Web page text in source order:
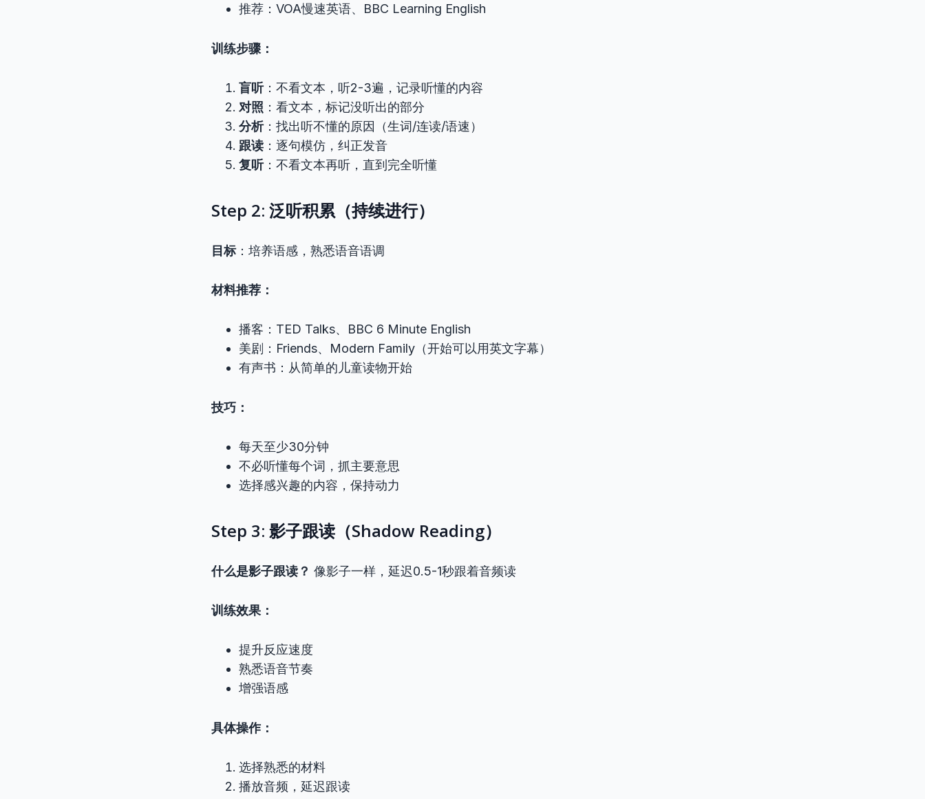
推荐：VOA慢速英语、BBC Learning English
训练步骤：
盲听：不看文本，听2-3遍，记录听懂的内容
对照 ：看文本，标记没听出的部分
分析：找出听不懂的原因（生词/连读/语速）
跟读 ：逐句模仿，纠正发音
复听：不看文本再听，直到完全听懂
Step 2: 泛听积累（持续进行）
目标：培养语感，熟悉语音语调
材料推荐：
播客：TED Talks、BBC 6 Minute English
美剧：Friends、Modern Family（开始可以用英文字幕）
有声书：从简单的儿童读物开始
技巧：
每天至少30分钟
不必听懂每个词，抓主要意思
选择感兴趣的内容，保持动力
Step 3: 影子跟读（Shadow Reading）
什么是影子跟读？ 像影子一样，延迟0.5-1秒跟着音频读
训练效果：
提升反应速度
熟悉语音节奏
增强语感
具体操作：
选择熟悉的材料
播放音频，延迟跟读